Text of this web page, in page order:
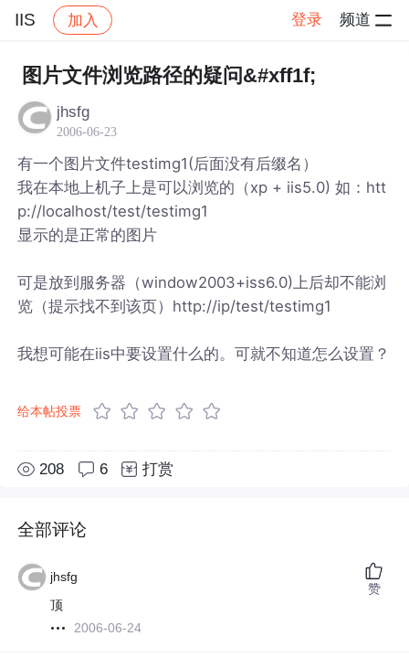
IIS 加入 登录 频道
社区 IIS 帖子详情
图片文件浏览路径的疑问&#xff1f;
jhsfg
2006-06-23
有一个图片文件testimg1(后面没有后缀名）
我在本地上机子上是可以浏览的（xp + iis5.0) 如：htt
p://localhost/test/testimg1
显示的是正常的图片
可是放到服务器（window2003+iss6.0)上后却不能浏
览（提示找不到该页）http://ip/test/testimg1
我想可能在iis中要设置什么的。可就不知道怎么设置？
给本帖投票
208 6 打赏
全部评论
jhsfg
顶
2006-06-24
赞